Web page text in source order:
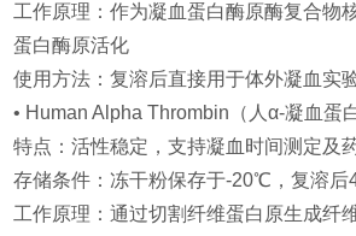
工作原理：作为凝血蛋白酶原酶复合物
蛋白酶原活化
使用方法：复溶后直接用于体外凝血实
• Human Alpha Thrombin（人α-凝血蛋
特点：活性稳定，支持凝血时间测定及
存储条件：冻干粉保存于-20℃，复溶
工作原理：通过切割纤维蛋白原生成纤